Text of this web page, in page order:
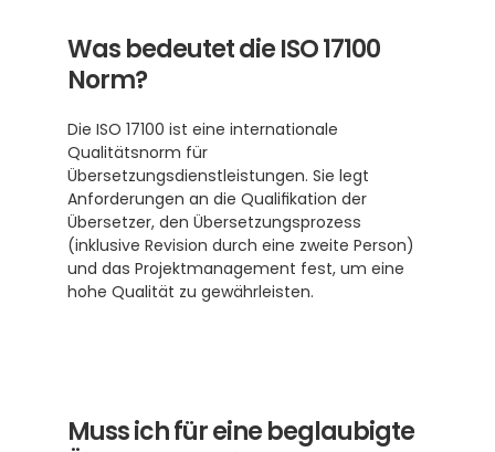
Was bedeutet die ISO 17100
Norm?
Die ISO 17100 ist eine internationale
Qualitätsnorm für
Übersetzungsdienstleistungen. Sie legt
Anforderungen an die Qualifikation der
Übersetzer, den Übersetzungsprozess
(inklusive Revision durch eine zweite Person)
und das Projektmanagement fest, um eine
hohe Qualität zu gewährleisten.
Muss ich für eine beglaubigte